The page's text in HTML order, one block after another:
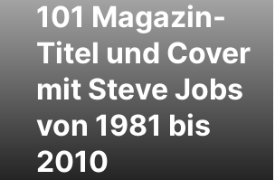
101 Magazin-
Titel und Cover
mit Steve Jobs
von 1981 bis
2010